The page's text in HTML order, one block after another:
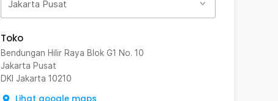
Jakarta Pusat
Toko
Bendungan Hilir Raya Blok G1 No. 10
Jakarta Pusat
DKI Jakarta 10210